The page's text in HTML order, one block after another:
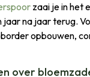
zaai je in het
na jaar terug.
border opbouwen,
over